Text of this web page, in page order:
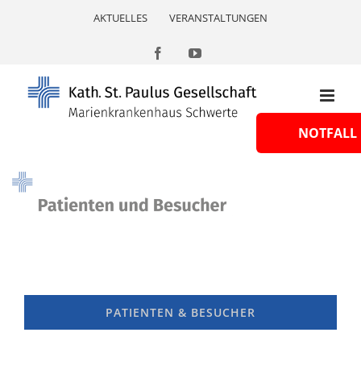
AKTUELLES VERANSTALTUNGEN
FacebookYouTube
PATIENTEN & BESUCHER
NOTFALL